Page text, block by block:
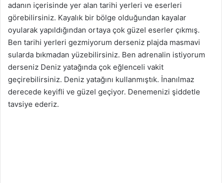
adanın içerisinde yer alan tarihi yerleri ve eserleri
görebilirsiniz. Kayalık bir bölge olduğundan kayalar
oyularak yapıldığından ortaya çok güzel eserler çıkmış.
Ben tarihi yerleri gezmiyorum derseniz plajda masmavi
sularda bıkmadan yüzebilirsiniz. Ben adrenalin istiyorum
derseniz Deniz yatağında çok eğlenceli vakit
geçirebilirsiniz. Deniz yatağını kullanmıştık. İnanılmaz
derecede keyifli ve güzel geçiyor. Denemenizi şiddetle
tavsiye ederiz.